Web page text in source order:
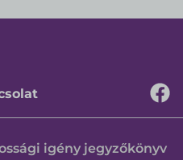
igény jegyzőkönyv